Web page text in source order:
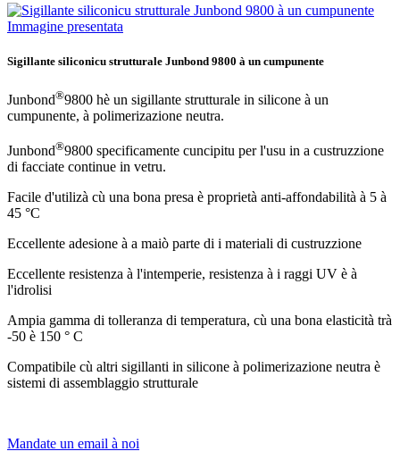
Sigillante siliconicu strutturale Junbond 9800 à un cumpunente
Junbond®9800 hè un sigillante strutturale in silicone à un
cumpunente, à polimerizazione neutra.
Junbond®9800 specificamente cuncipitu per l'usu in a custruzzione
di facciate continue in vetru.
Facile d'utilizà cù una bona presa è proprietà anti-affondabilità à 5 à
45 °C
Eccellente adesione à a maiò parte di i materiali di custruzzione
Eccellente resistenza à l'intemperie, resistenza à i raggi UV è à
l'idrolisi
Ampia gamma di tolleranza di temperatura, cù una bona elasticità trà
-50 è 150 ° C
Compatibile cù altri sigillanti in silicone à polimerizazione neutra è
sistemi di assemblaggio strutturale
Mandate un email à noi